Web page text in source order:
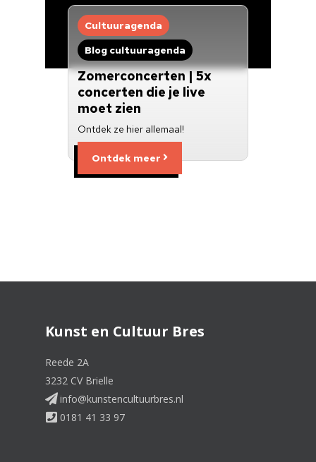
Cultuuragenda
Blog cultuuragenda
Zomerconcerten | 5x
concerten die je live
moet zien
Ontdek ze hier allemaal!
Ontdek meer
Kunst en Cultuur Bres
Reede 2A
3232 CV Brielle
info@kunstencultuurbres.nl
0181 41 33 97